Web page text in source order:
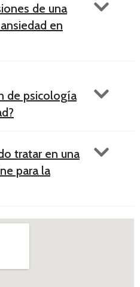
de una
en
de psicología
tratar en una
para la